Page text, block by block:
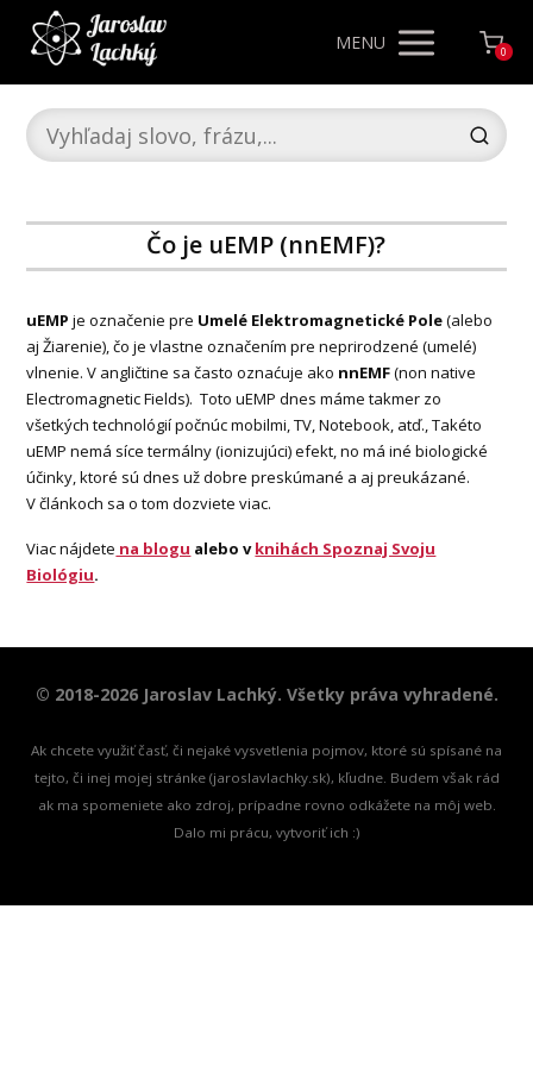
MENU 0
Čo je uEMP (nnEMF)?
uEMP je označenie pre Umelé Elektromagnetické Pole(alebo
aj Žiarenie), čo je vlastne označením pre neprirodzené (umelé)
vlnenie. V angličtine sa často oznaćuje ako nnEMF(non native
Electromagnetic Fields). Toto uEMP dnes máme takmer zo
všetkých technológií počnúc mobilmi, TV, Notebook, atď., Takéto
uEMP nemá síce termálny (ionizujúci) efekt, no má iné biologické
účinky, ktoré sú dnes už dobre preskúmané a aj preukázané.
V článkoch sa o tom dozviete viac.
Viac nájdete na blogu alebo vknihách Spoznaj Svoju
Biológiu.
© 2018-2026 Jaroslav Lachký. Všetky práva vyhradené.
Ak chcete využiť časť, či nejaké vysvetlenia pojmov, ktoré sú spísané na
tejto, či inej mojej stránke (jaroslavlachky.sk), kľudne. Budem však rád
ak ma spomeniete ako zdroj, prípadne rovno odkážete na môj web.
Dalo mi prácu, vytvoriť ich :)